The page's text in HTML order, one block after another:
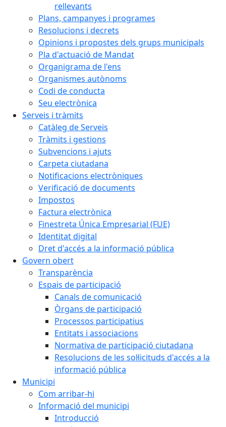
rellevants
Plans, campanyes i programes
Resolucions i decrets
Opinions i propostes dels grups municipals
Pla d'actuació de Mandat
Organigrama de l'ens
Organismes autònoms
Codi de conducta
Seu electrònica
Serveis i tràmits
Catàleg de Serveis
Tràmits i gestions
Subvencions i ajuts
Carpeta ciutadana
Notificacions electròniques
Verificació de documents
Impostos
Factura electrònica
Finestreta Única Empresarial (FUE)
Identitat digital
Dret d'accés a la informació pública
Govern obert
Transparència
Espais de participació
Canals de comunicació
Òrgans de participació
Processos participatius
Entitats i associacions
Normativa de participació ciutadana
Resolucions de les sol·licituds d'accés a la
informació pública
Municipi
Com arribar-hi
Informació del municipi
Introducció